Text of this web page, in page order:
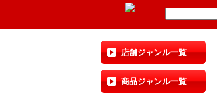
店舗ジャンル一覧
商品ジャンル一覧